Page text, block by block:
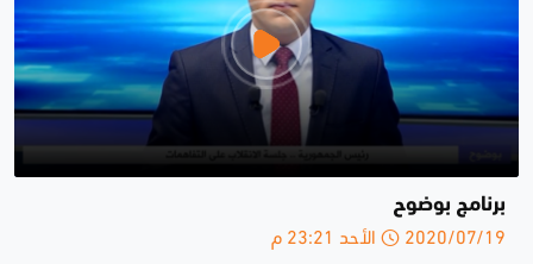
برنامج بوضوح
2020/07/19 الأحد 23:21 م